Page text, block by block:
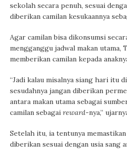
sekolah secara penuh, sesuai
diberikan camilan kesukaannya
Agar camilan bisa dikonsumsi
mengganggu jadwal makan utama,
memberikan camilan kepada
“Jadi kalau misalnya siang hari itu
sesudahnya jangan diberikan
antara makan utama sebagai
camilan sebagai reward-nya,”
Setelah itu, ia tentunya
diberikan sesuai dengan usia sang